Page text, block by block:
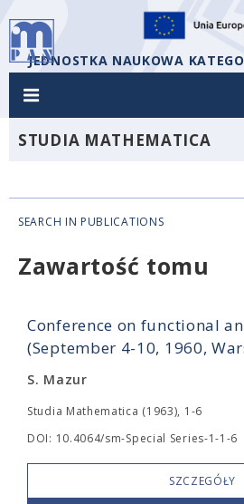
JEDNOSTKA NAUKOWA
STUDIA MATHEMATICA
SEARCH IN PUBLICATIONS
Zawartość tomu
Conference on functional
(September 4-10, 1960,
S. Mazur
Studia Mathematica (1963), 1-6
DOI: 10.4064/sm-Special Series-1-1-6
SZCZEGÓŁY